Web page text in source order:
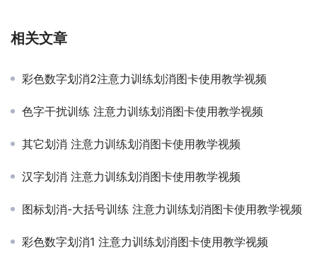
相关文章
彩色数字划消2注意力训练划消图卡使用教学视频
色字干扰训练 注意力训练划消图卡使用教学视频
其它划消 注意力训练划消图卡使用教学视频
汉字划消 注意力训练划消图卡使用教学视频
图标划消-大括号训练 注意力训练划消图卡使用教学视频
彩色数字划消1 注意力训练划消图卡使用教学视频